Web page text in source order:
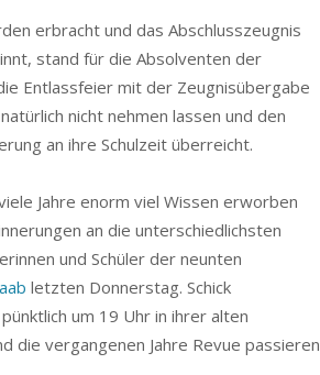
erbracht und das Abschlusszeugnis
stand für die Absolventen der
Entlassfeier mit der Zeugnisübergabe
nicht nehmen lassen und den
an ihre Schulzeit überreicht.
Jahre enorm viel Wissen erworben
an die unterschiedlichsten
und Schüler der neunten
letzten Donnerstag. Schick
um 19 Uhr in ihrer alten
die vergangenen Jahre Revue passieren